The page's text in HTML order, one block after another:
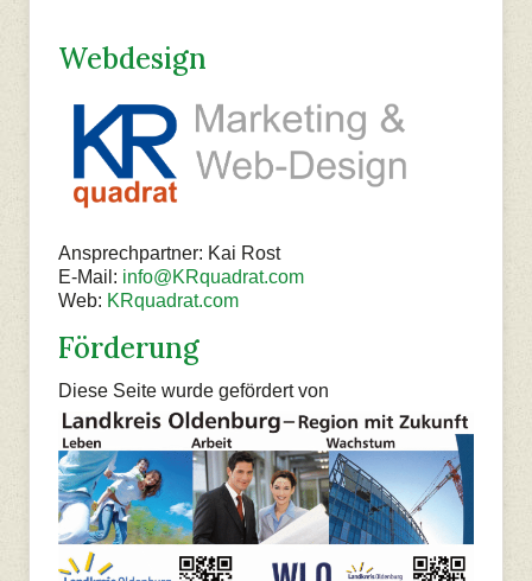
Webdesign
Ansprechpartner: Kai Rost
E-Mail: info@KRquadrat.com
Web: KRquadrat.com
Förderung
Diese Seite wurde gefördert von